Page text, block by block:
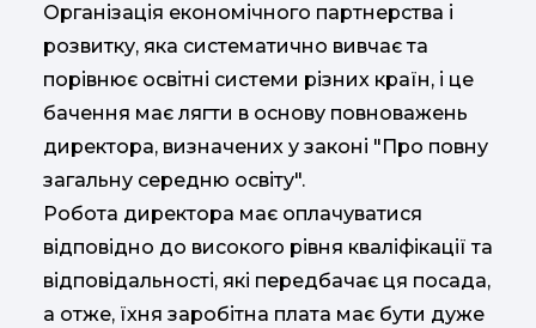
Організація економічного партнерства і
розвитку, яка систематично вивчає та
порівнює освітні системи різних країн, і це
бачення має лягти в основу повноважень
директора, визначених у законі "Про повну
загальну середню освіту".
Робота директора має оплачуватися
відповідно до високого рівня кваліфікації та
відповідальності, які передбачає ця посада,
а отже, їхня заробітна плата має бути дуже